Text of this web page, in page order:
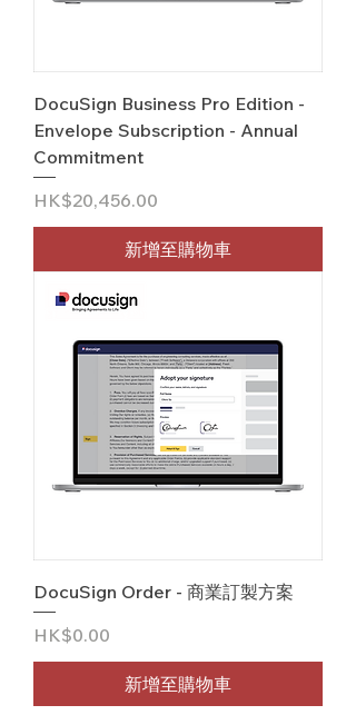
DocuSign Business Pro Edition -
Envelope Subscription - Annual
Commitment
價格
HK$20,456.00
新增至購物車
DocuSign Order - 商業訂製方案
價格
HK$0.00
新增至購物車